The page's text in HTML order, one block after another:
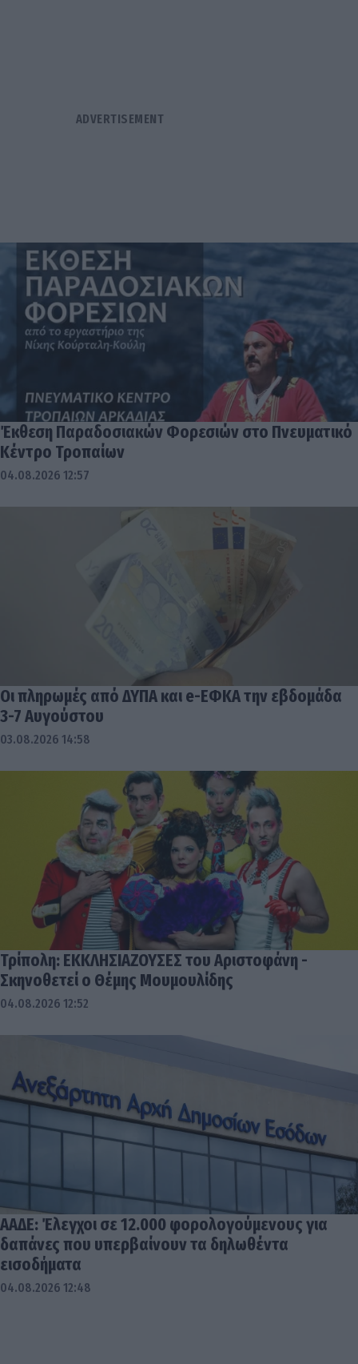
Έκθεση Παραδοσιακών Φορεσιών στο Πνευματικό
Κέντρο Τροπαίων
04.08.2026 12:57
Οι πληρωμές από ΔΥΠΑ και e-ΕΦΚΑ την εβδομάδα
3-7 Αυγούστου
03.08.2026 14:58
Τρίπολη: ΕΚΚΛΗΣΙΑΖΟΥΣΕΣ του Αριστοφάνη -
Σκηνοθετεί ο Θέμης Μουμουλίδης
04.08.2026 12:52
ΑΑΔΕ: Έλεγχοι σε 12.000 φορολογούμενους για
δαπάνες που υπερβαίνουν τα δηλωθέντα
εισοδήματα
04.08.2026 12:48